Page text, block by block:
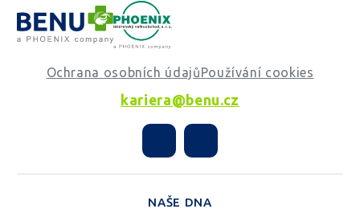
Ochrana osobních údajůPoužívání cookies
kariera@benu.cz
NAŠE DNA